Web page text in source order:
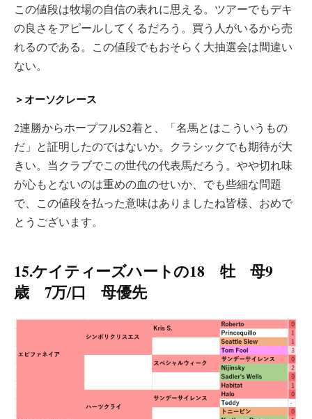
この値段は牧場の自信の表れに思える。ツアーでもデキ
の良さをアピールしてくるだろう。買う人がいるから売
れるのである。この値段でもおそらく大抽選会は間違い
ない。
＞オーソクレース
2連勝からホープフルS2着と、「名馬とはこういうもの
だ」と証明したのではないか。クラシックでも期待が大
きい。当クラブでこの世代の代表馬だろう。やや切れ味
が心もとないのは重めの血のせいか、でも些細な問題
で、この値段を払った意味はありましたね皆様、おめで
とうございます。
15.ケイティーズハートの18 牡 母9
歳 7万/口 母優先